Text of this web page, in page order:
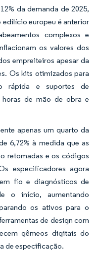
da demanda de 2025,
edilício europeu é anterior
complexos e
os valores dos
empreiteiros apesar da
Os kits otimizados para
rápida e suportes de
horas de mão de obra e
apenas um quarto da
6,72% à medida que as
retomadas e os códigos
especificadores agora
fio e diagnósticos de
o início, aumentando
os ativos para o
de design com
gêmeos digitais do
de especificação.